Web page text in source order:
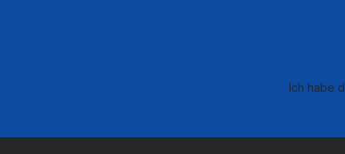
Ich habe